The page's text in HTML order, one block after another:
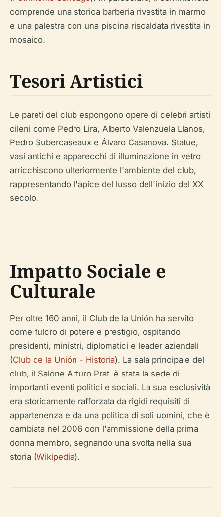
comprende una storica barberia rivestita in marmo
e una palestra con una piscina riscaldata rivestita in
mosaico.
Tesori Artistici
Le pareti del club espongono opere di celebri artisti
cileni come Pedro Lira, Alberto Valenzuela Llanos,
Pedro Subercaseaux e Álvaro Casanova. Statue,
vasi antichi e apparecchi di illuminazione in vetro
arricchiscono ulteriormente l'ambiente del club,
rappresentando l'apice del lusso dell'inizio del XX
secolo.
Impatto Sociale e
Culturale
Per oltre 160 anni, il Club de la Unión ha servito
come fulcro di potere e prestigio, ospitando
presidenti, ministri, diplomatici e leader aziendali
(Club de la Unión - Historia). La sala principale del
club, il Salone Arturo Prat, è stata la sede di
importanti eventi politici e sociali. La sua esclusività
era storicamente rafforzata da rigidi requisiti di
appartenenza e da una politica di soli uomini, che è
cambiata nel 2006 con l'ammissione della prima
donna membro, segnando una svolta nella sua
storia (Wikipedia).